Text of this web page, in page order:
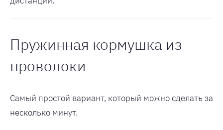
Пружинная кормушка из
проволоки
Самый простой вариант, который можно сделать за
несколько минут.